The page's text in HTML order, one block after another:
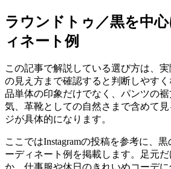
ラウンドトゥ／黒を中
ィネート例
この記事で解説している選び方は、
の見え方まで確認すると判断しやす
品単体の印象だけでなく、パンツの
気、革靴としての自然さまで含めて
ジが具体的になります。
ここではInstagramの投稿を参考に、
ーディネート例を掲載します。足元